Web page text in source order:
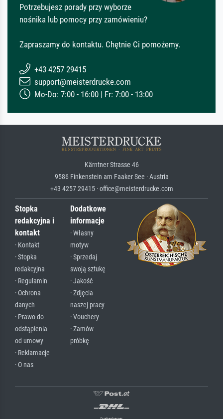
Potrzebujesz porady przy wyborze
nośnika lub pomocy przy zamówieniu?
Zapraszamy do kontaktu. Chętnie Ci pomożemy.
+43 4257 29415
support@meisterdrucke.com
Mo-Do: 7:00 - 16:00 | Fr: 7:00 - 13:00
Kärntner Strasse 46
9586 Finkenstein am Faaker See · Austria
+43 4257 29415 · office@meisterdrucke.com
Stopka
redakcyjna i
kontakt
· Kontakt
· Stopka
redakcyjna
· Regulamin
· Ochrona
danych
· Prawo do
odstąpienia
od umowy
· Reklamacje
· O nas
Dodatkowe
informacje
· Własny
motyw
· Sprzedaj
swoją sztukę
· Jakość
· Zdjęcia
naszej pracy
· Vouchery
· Zamów
próbkę